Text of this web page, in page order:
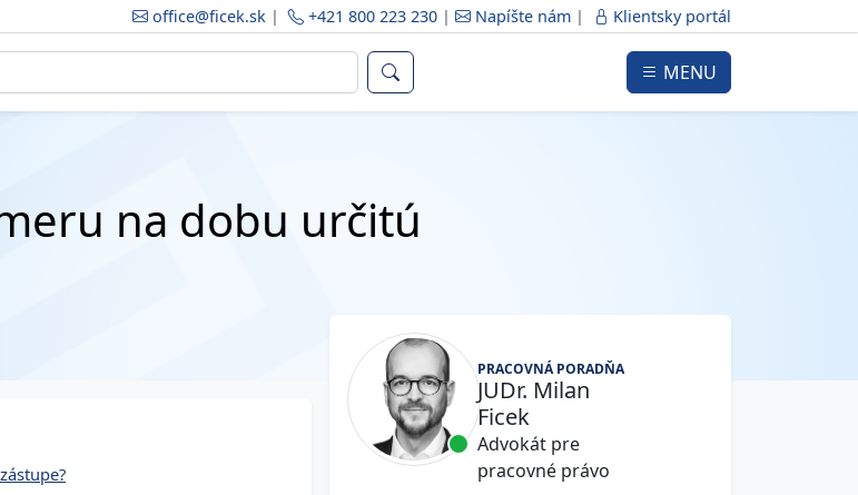
office@ficek.sk | +421 800 223 230 | Napíšte nám | Klientsky portál
MENU
na dobu určitú
PRACOVNÁ PORADŇA
JUDr. Milan
Ficek
Advokát pre
pracovné právo